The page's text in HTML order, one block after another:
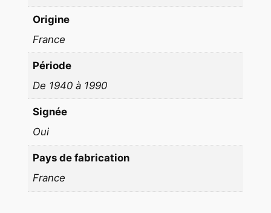
I
N
P
X
C
M
Origine
France
Période
De 1940 à 1990
Signée
Oui
Pays de fabrication
France